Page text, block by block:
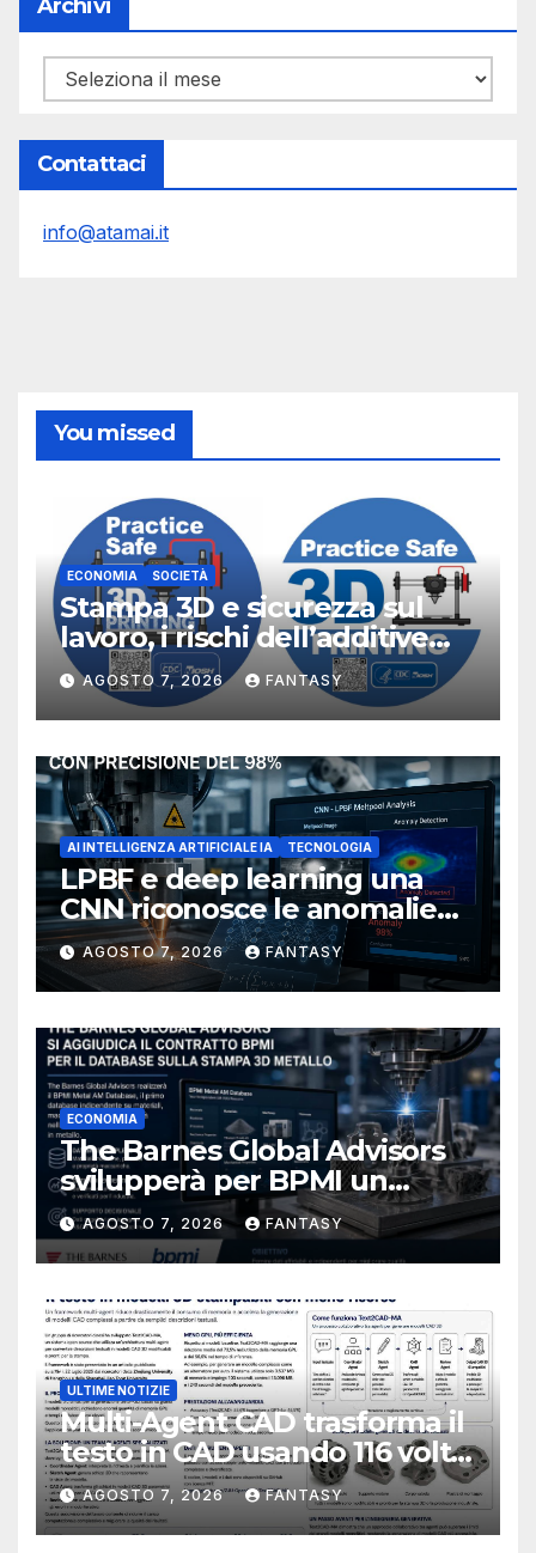
Archivi
Archivi
Contattaci
info@atamai.it
You missed
ECONOMIA SOCIETÀ
Stampa 3D e sicurezza sul
lavoro, i rischi dell’additive
manufacturing secondo
NIOSH
AGOSTO 7, 2026 FANTASY
AI INTELLIGENZA ARTIFICIALE IA TECNOLOGIA
LPBF e deep learning una
CNN riconosce le anomalie
del bagno di fusione
AGOSTO 7, 2026 FANTASY
ECONOMIA
The Barnes Global Advisors
svilupperà per BPMI un
database per la stampa 3D
metallica destinata alla filiera
navale statunitense
AGOSTO 7, 2026 FANTASY
ULTIME NOTIZIE
Multi-Agent CAD trasforma il
testo in CAD usando 116 volte
meno token
AGOSTO 7, 2026 FANTASY